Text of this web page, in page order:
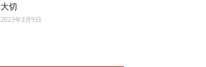
大切
2023年3月9日